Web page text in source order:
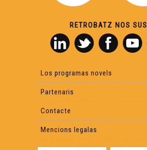
Nadège Pehau - Cara e Cara
David Bordes - Cara e Cara
Anne-Marie ROTH - Cara e Cara
RETROBATZ NOS SUS
Los programas novels
Partenaris
Contacte
Mencions legalas